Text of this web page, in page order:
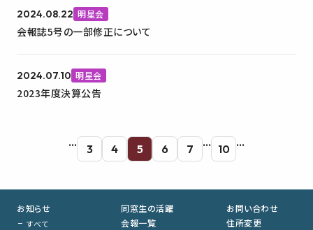
2024.08.22 明星会
会報誌5号の一部修正について
2024.07.10 明星会
2023年度決算公告
… 3 4 5 6 7 … 10 …
お知らせ
すべて
同窓生の活躍
会報一覧
お問い合わせ
住所変更